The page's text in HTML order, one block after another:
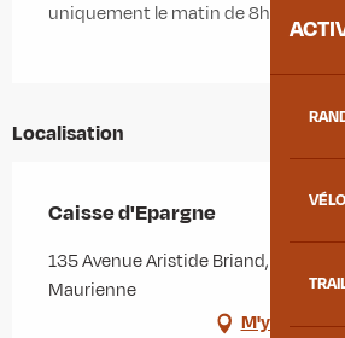
VÉLO
uniquement le matin de 8h30 à
Localisation
Caisse d'Epargne
135 Avenue Aristide Briand, 73300
Maurienne
M'y rendre